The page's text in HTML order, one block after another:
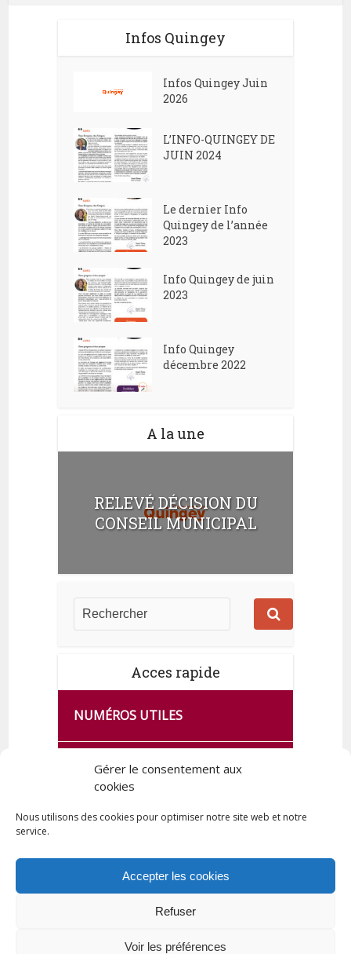
Gérer le consentement aux
cookies
Nous utilisons des cookies pour optimiser notre site web et notre
service.
Accepter les cookies
Refuser
Voir les préférences
Infos Quingey
Infos Quingey Juin
2026
L’INFO-QUINGEY DE
JUIN 2024
Le dernier Info
Quingey de l’année
2023
Info Quingey de juin
2023
Info Quingey
décembre 2022
A la une
RELEVÉ DÉCISION DU
CONSEIL MUNICIPAL
Acces rapide
NUMÉROS UTILES
CA SE PASSE À FRANCE SERVICES
DE QUINGEY
Tous droits réservés © 2023 Commune de Quingey / Création -